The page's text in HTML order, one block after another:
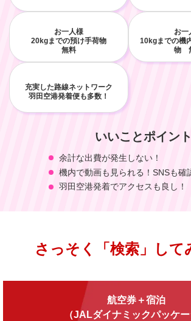
お一人様
20kgまでの預け手荷物
無料
お一
10kgまでの機
物
充実した路線ネットワーク
羽田空港発着便も多数！
いいことポイント
余計な出費が発生しない！
機内で動画も見られる！SNSも確
羽田空港発着でアクセスも良し！
さっそく「検索」して
航空券＋宿泊
（JALダイナミックパッケー